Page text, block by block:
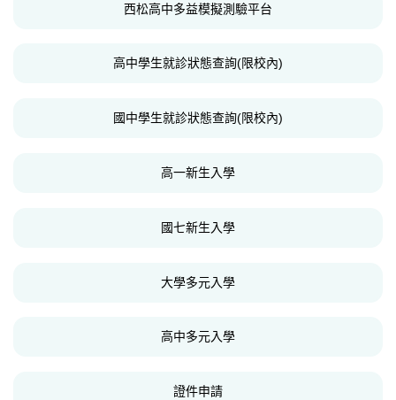
西松高中多益模擬測驗平台
高中學生就診狀態查詢(限校內)
國中學生就診狀態查詢(限校內)
高一新生入學
國七新生入學
大學多元入學
高中多元入學
證件申請